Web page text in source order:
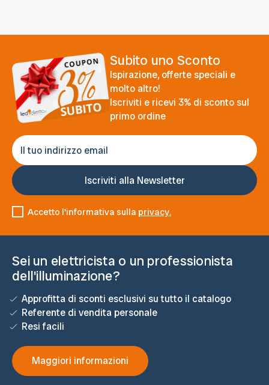
Subito uno Sconto
Ispirazione, offerte speciali e
molto altro!
Iscriviti e ricevi 3% di sconto sul
primo ordine
Accetto l'informativa sulla privacy.
Sei un elettricista o un professionista
dell'illuminazione?
Approfitta di sconti esclusivi su tutto il catalogo
Referente di vendita personale
Resi facili
Maggiori informazioni